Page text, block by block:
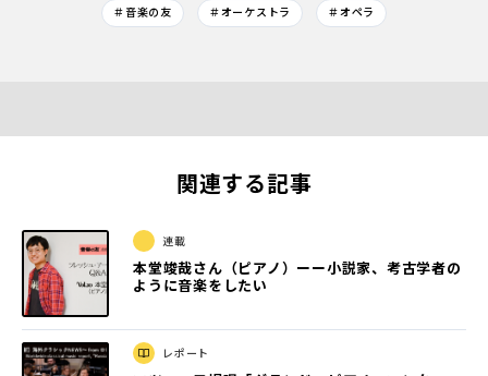
＃音楽の友 ＃オーケストラ ＃オペラ
関連する記事
連載
本堂竣哉さん（ピアノ）ーー小説家、考古学者の
ように音楽をしたい
レポート